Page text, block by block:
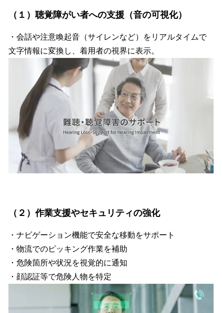
（１）聴覚障がい者への支援（音の可視化）
・会話や注意喚起音（サイレンなど）をリアルタイムで
文字情報に変換し、着用者の視界に表示。
（２）作業支援やセキュリティの強化
・ナビゲーション機能で安全な移動をサポート
・物流でのピッキング作業を補助
・危険箇所や状況を視覚的に通知
・顔認証等で危険人物を特定